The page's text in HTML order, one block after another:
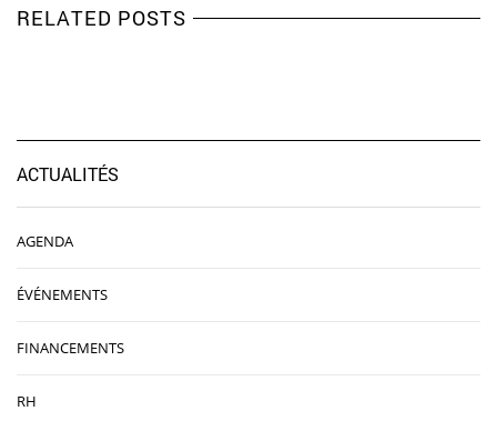
RELATED POSTS
ACTUALITÉS
AGENDA
ÉVÉNEMENTS
FINANCEMENTS
RH